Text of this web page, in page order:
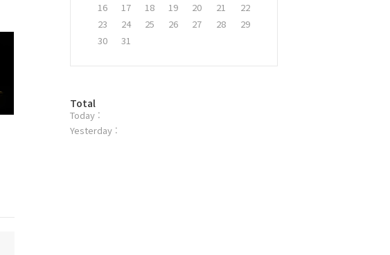
16
17 18 19 20 21
22
23
24 25 26 27 28
29
30
31
방
문
자
Total
Today :
Yesterday :